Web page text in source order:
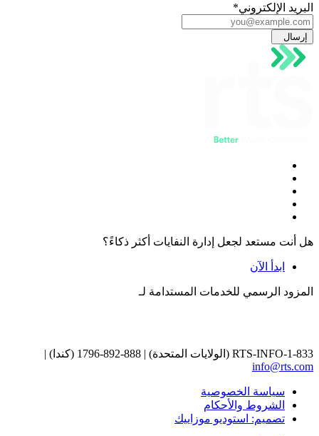
البريد الإلكتروني*
إرسال
هل أنت مستعد لجعل إدارة النفايات أكثر ذكاءً؟
ابدأ الآن
المزود الرسمي للخدمات المستدامة لـ
1-833-RTS-INFO (الولايات المتحدة) | 888-892-1796 (كندا) |
info@rts.com
سياسة الخصوصية
الشروط والأحكام
تصميم: استوديو موزاييك